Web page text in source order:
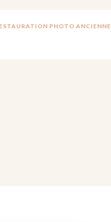
PHOTO ANCIENNE